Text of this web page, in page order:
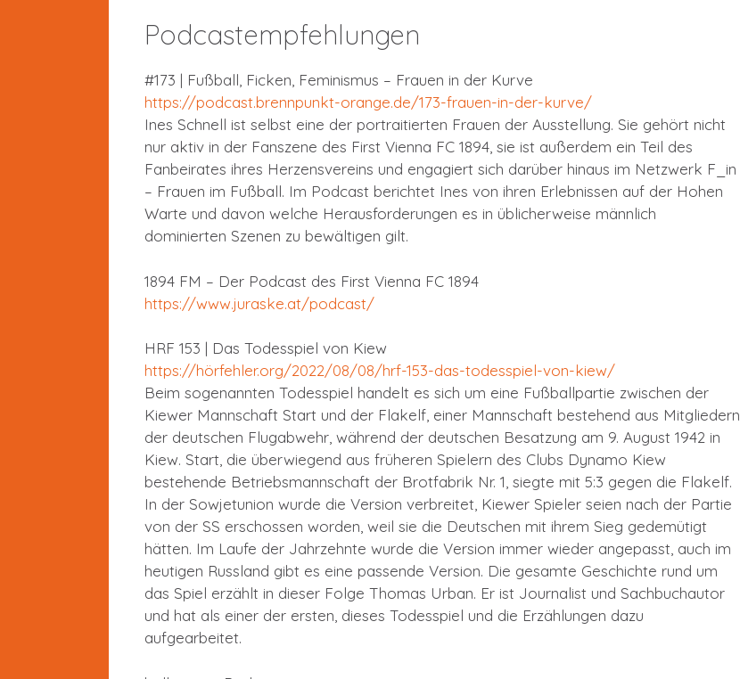
Podcastempfehlungen
#173 | Fußball, Ficken, Feminismus – Frauen in der Kurve
https://podcast.brennpunkt-orange.de/173-frauen-in-der-kurve/
Ines Schnell ist selbst eine der portraitierten Frauen der Ausstellung. Sie gehört nicht
nur aktiv in der Fanszene des First Vienna FC 1894, sie ist außerdem ein Teil des
Fanbeirates ihres Herzensvereins und engagiert sich darüber hinaus im Netzwerk F_in
– Frauen im Fußball. Im Podcast berichtet Ines von ihren Erlebnissen auf der Hohen
Warte und davon welche Herausforderungen es in üblicherweise männlich
dominierten Szenen zu bewältigen gilt.
1894 FM – Der Podcast des First Vienna FC 1894
https://www.juraske.at/podcast/
HRF 153 | Das Todesspiel von Kiew
https://hörfehler.org/2022/08/08/hrf-153-das-todesspiel-von-kiew/
Beim sogenannten Todesspiel handelt es sich um eine Fußballpartie zwischen der
Kiewer Mannschaft Start und der Flakelf, einer Mannschaft bestehend aus Mitgliedern
der deutschen Flugabwehr, während der deutschen Besatzung am 9. August 1942 in
Kiew. Start, die überwiegend aus früheren Spielern des Clubs Dynamo Kiew
bestehende Betriebsmannschaft der Brotfabrik Nr. 1, siegte mit 5:3 gegen die Flakelf.
In der Sowjetunion wurde die Version verbreitet, Kiewer Spieler seien nach der Partie
von der SS erschossen worden, weil sie die Deutschen mit ihrem Sieg gedemütigt
hätten. Im Laufe der Jahrzehnte wurde die Version immer wieder angepasst, auch im
heutigen Russland gibt es eine passende Version. Die gesamte Geschichte rund um
das Spiel erzählt in dieser Folge Thomas Urban. Er ist Journalist und Sachbuchautor
und hat als einer der ersten, dieses Todesspiel und die Erzählungen dazu
aufgearbeitet.